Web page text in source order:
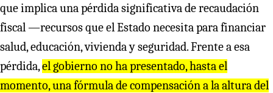
que implica una pérdida significativa de recaudación
fiscal —recursos que el Estado necesita para financiar
salud, educación, vivienda y seguridad. Frente a esa
pérdida,el gobierno no ha presentado, hasta el
momento, una fórmula de compensación a la altura del